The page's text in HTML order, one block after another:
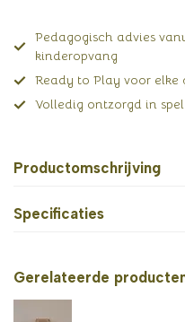
Pedagogisch advies
kinderopvang
Ready to Play voor elke
Volledig ontzorgd in
Productomschrijving
Specificaties
Gerelateerde